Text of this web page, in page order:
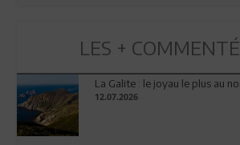
LES +
La Galite : le joyau le plus au
12.07.2026